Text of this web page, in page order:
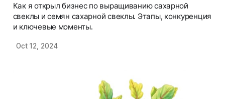
Как я открыл бизнес по выращиванию сахарной
свеклы и семян сахарной свеклы. Этапы, конкуренция
и ключевые моменты.
Oct 12, 2024